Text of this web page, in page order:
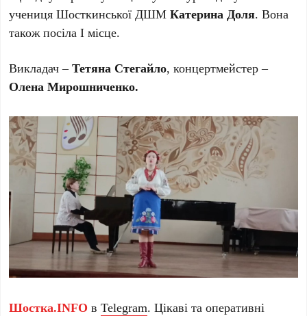
учениця Шосткинської ДШМКатерина Доля. Вона
також посіла І місце.
Викладач –Тетяна Стегайло, концертмейстер –
Олена Мирошниченко.
Шостка.INFO вTelegram. Цікаві та оперативні